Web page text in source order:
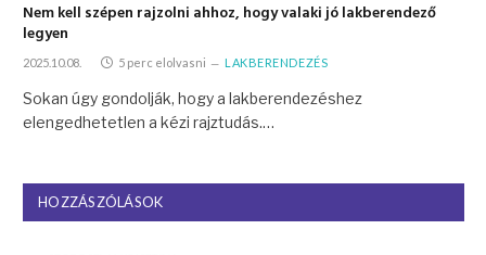
Nem kell szépen rajzolni ahhoz, hogy valaki jó lakberendező
legyen
2025.10.08. 5 perc elolvasni LAKBERENDEZÉS
Sokan úgy gondolják, hogy a lakberendezéshez
elengedhetetlen a kézi rajztudás.…
HOZZÁSZÓLÁSOK